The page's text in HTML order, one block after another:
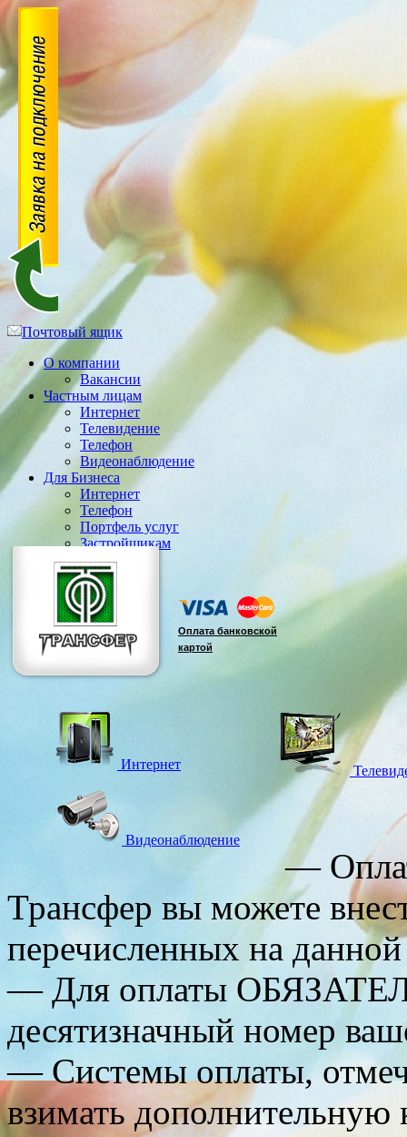
Почтовый ящик
О компании
Вакансии
Частным лицам
Интернет
Телевидение
Телефон
Видеонаблюдение
Для Бизнеса
Интернет
Телефон
Портфель услуг
Застройщикам
Э Д О
Оплата банковской
картой
Интернет
Видеонаблюдение
—
Трансфер вы можете
перечисленных на
— Для оплаты
десятизначный номер
— Системы оплаты,
взимать